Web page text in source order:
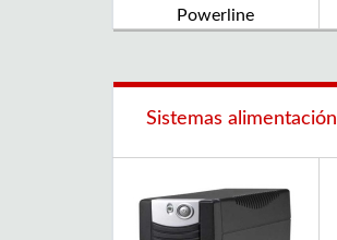
Powerline
Sistemas alimentación